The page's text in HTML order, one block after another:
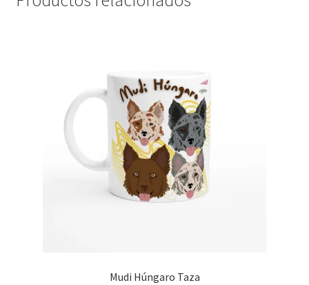
Mudi Húngaro Taza